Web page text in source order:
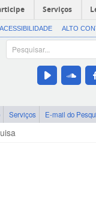
Serviços
ACESSIBILIDADE ALTO
Serviços E-mail do